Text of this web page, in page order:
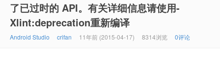
了已过时的 API。有关详细信息请使用-
Xlint:deprecation重新编译
Android Studio crifan 11年前 (2015-04-17) 8314浏览 0评论